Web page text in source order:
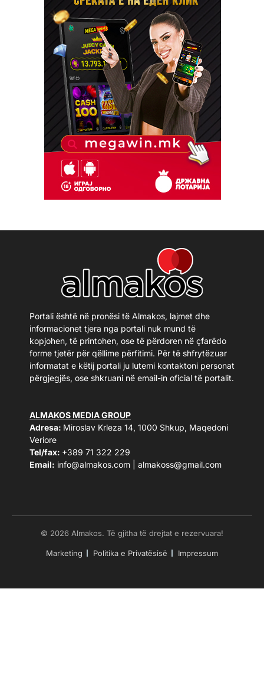
Portali është në pronësi të Almakos, lajmet dhe
informacionet tjera nga portali nuk mund të
kopjohen, të printohen, ose të përdoren në çfarëdo
forme tjetër për qëllime përfitimi. Për të shfrytëzuar
informatat e këtij portali ju lutemi kontaktoni personat
përgjegjës, ose shkruani në email-in oficial të portalit.
ALMAKOS MEDIA GROUP
Adresa: Miroslav Krleza 14, 1000 Shkup, Maqedoni
Veriore
Tel/fax: +389 71 322 229
Email: info@almakos.com almakoss@gmail.com
© 2026 Almakos. Të gjitha të drejtat e rezervuara!
Marketing Politika e Privatësisë Impressum